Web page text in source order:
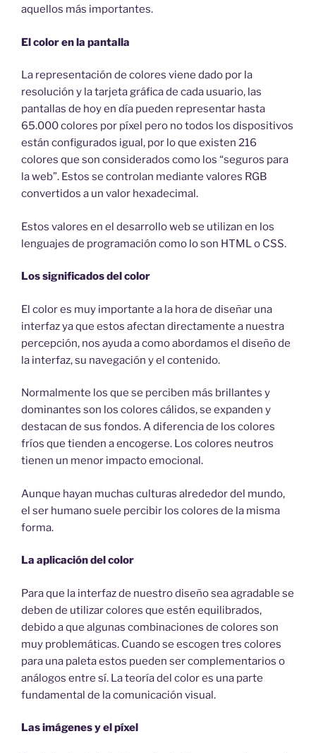
aquellos más importantes.
El color en la pantalla
La representación de colores viene dado por la
resolución y la tarjeta gráfica de cada usuario, las
pantallas de hoy en día pueden representar hasta
65.000 colores por píxel pero no todos los dispositivos
están configurados igual, por lo que existen 216
colores que son considerados como los “seguros para
la web”. Estos se controlan mediante valores RGB
convertidos a un valor hexadecimal.
Estos valores en el desarrollo web se utilizan en los
lenguajes de programación como lo son HTML o CSS.
Los significados del color
El color es muy importante a la hora de diseñar una
interfaz ya que estos afectan directamente a nuestra
percepción, nos ayuda a como abordamos el diseño de
la interfaz, su navegación y el contenido.
Normalmente los que se perciben más brillantes y
dominantes son los colores cálidos, se expanden y
destacan de sus fondos. A diferencia de los colores
fríos que tienden a encogerse. Los colores neutros
tienen un menor impacto emocional.
Aunque hayan muchas culturas alrededor del mundo,
el ser humano suele percibir los colores de la misma
forma.
La aplicación del color
Para que la interfaz de nuestro diseño sea agradable se
deben de utilizar colores que estén equilibrados,
debido a que algunas combinaciones de colores son
muy problemáticas. Cuando se escogen tres colores
para una paleta estos pueden ser complementarios o
análogos entre sí. La teoría del color es una parte
fundamental de la comunicación visual.
Las imágenes y el píxel